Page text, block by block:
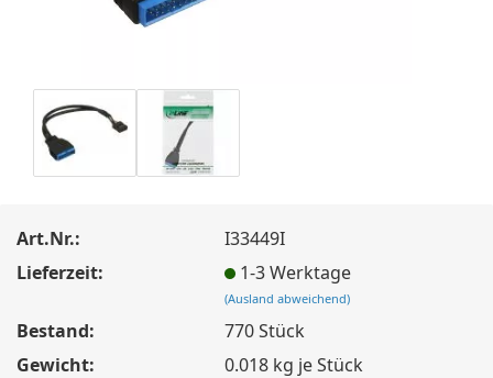
Art.Nr.:
I33449I
Lieferzeit:
1-3 Werktage
(Ausland abweichend)
Bestand: 770Stück
Gewicht:
0.018 kg je Stück